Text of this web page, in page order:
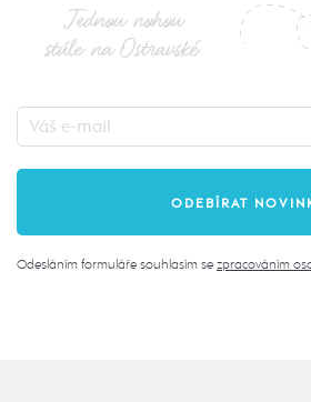
Jednou nohou
stále na Ostravské
Odesláním formuláře souhlasím se zpracováním